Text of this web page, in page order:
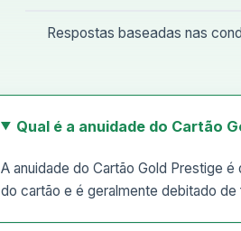
Respostas baseadas nas
Qual é a anuidade do Cartão
A anuidade do Cartão Gold Prestige
do cartão e é geralmente debitado